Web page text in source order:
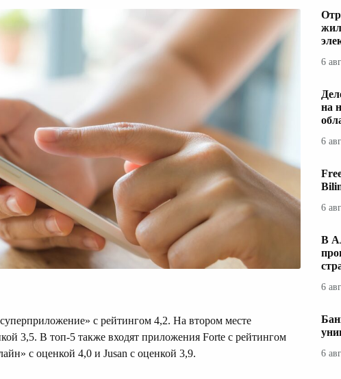
с рейтингом 4,2. На втором месте
3,5. В топ-5 также входят приложения Forte с рейтингом
с оценкой 4,0 и Jusan с оценкой 3,9.
6
на
6
6
В
6
6